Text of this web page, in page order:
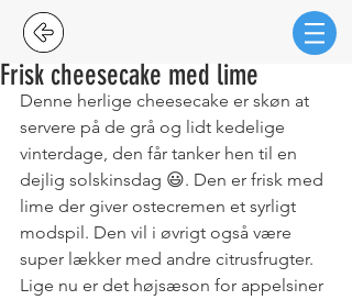
Frisk cheesecake med lime
Denne herlige cheesecake er skøn at
servere på de grå og lidt kedelige
vinterdage, den får tanker hen til en
dejlig solskinsdag 😃. Den er frisk med
lime der giver ostecremen et syrligt
modspil. Den vil i øvrigt også være
super lækker med andre citrusfrugter.
Lige nu er det højsæson for appelsiner